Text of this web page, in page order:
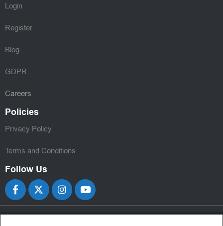
Login
Register
Blog
GDPR
Careers
Policies
Privacy Policy
Terms and Conditions
Follow Us